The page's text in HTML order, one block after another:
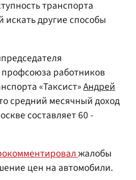
транспорта
искать другие способы
работников
«Таксист»Андрей
средний месячный доход
составляет 60 -
жалобы
цен на автомобили.